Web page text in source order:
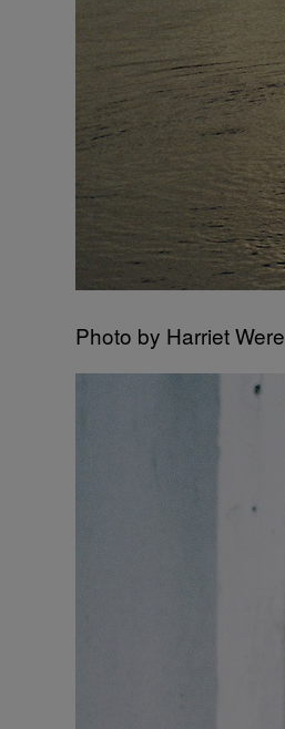
Photo by Harriet Were